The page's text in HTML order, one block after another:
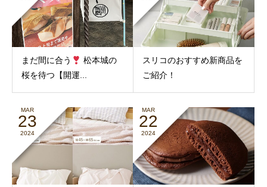
まだ間に合う
松本城の
桜を待つ【開運...
スリコのおすすめ新商品を
ご紹介！
MAR
23
2024
MAR
22
2024